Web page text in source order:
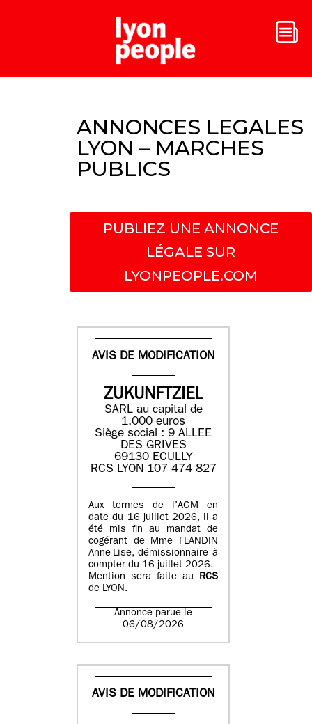
ANNONCES LEGALES
LYON – MARCHES
PUBLICS
PUBLIEZ UNE ANNONCE
LÉGALE SUR
LYONPEOPLE.COM
AVIS DE MODIFICATION
ZUKUNFTZIEL
SARL au capital de
1.000 euros
Siège social : 9 ALLEE
DES GRIVES
69130 ECULLY
RCS LYON 107 474 827
Aux termes de l’AGM en
date du 16 juillet 2026, il a
été mis fin au mandat de
cogérant de Mme FLANDIN
Anne-Lise, démissionnaire à
compter du 16 juillet 2026.
Mention sera faite au RCS
de LYON.
Annonce parue le
06/08/2026
AVIS DE MODIFICATION